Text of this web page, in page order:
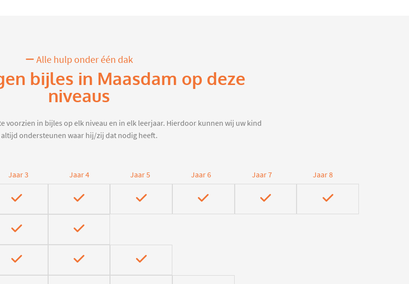
Alle hulp onder één dak
bijles in Maasdam op deze
niveaus
voorzien in bijles op elk niveau en in elk leerjaar. Hierdoor kunnen wij uw kind
altijd ondersteunen waar hij/zij dat nodig heeft.
Jaar 3 Jaar 4 Jaar 5 Jaar 6 Jaar 7 Jaar 8